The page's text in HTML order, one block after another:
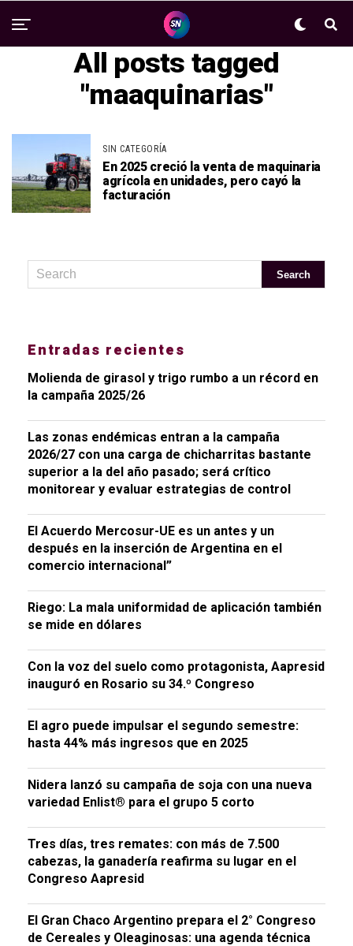
All posts tagged
"maaquinarias"
SIN CATEGORÍA
En 2025 creció la venta de maquinaria
agrícola en unidades, pero cayó la
facturación
Entradas recientes
Molienda de girasol y trigo rumbo a un récord en
la campaña 2025/26
Las zonas endémicas entran a la campaña
2026/27 con una carga de chicharritas bastante
superior a la del año pasado; será crítico
monitorear y evaluar estrategias de control
El Acuerdo Mercosur-UE es un antes y un
después en la inserción de Argentina en el
comercio internacional”
Riego: La mala uniformidad de aplicación también
se mide en dólares
Con la voz del suelo como protagonista, Aapresid
inauguró en Rosario su 34.º Congreso
El agro puede impulsar el segundo semestre:
hasta 44% más ingresos que en 2025
Nidera lanzó su campaña de soja con una nueva
variedad Enlist® para el grupo 5 corto
Tres días, tres remates: con más de 7.500
cabezas, la ganadería reafirma su lugar en el
Congreso Aapresid
El Gran Chaco Argentino prepara el 2° Congreso
de Cereales y Oleaginosas: una agenda técnica